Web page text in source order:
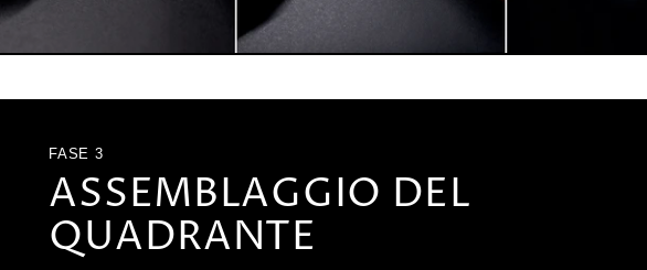
FASE 3
ASSEMBLAGGIO DEL
QUADRANTE